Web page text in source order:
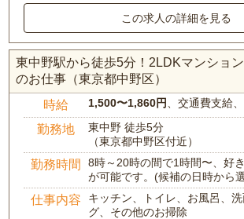
この求人の詳細を見る
東中野駅から徒歩5分！2LDKマンショ
のお仕事（東京都中野区）
時給 1,500〜1,860円 、交通費支給
勤務地
東中野 徒歩5分
（東京都中野区付近）
勤務時間
8時～20時の間で1時間〜、好
が可能です。(候補の日時から
仕事内容
キッチン、トイレ、お風呂、
グ、その他のお掃除